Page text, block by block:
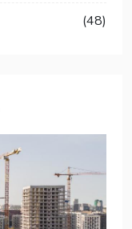
(48)